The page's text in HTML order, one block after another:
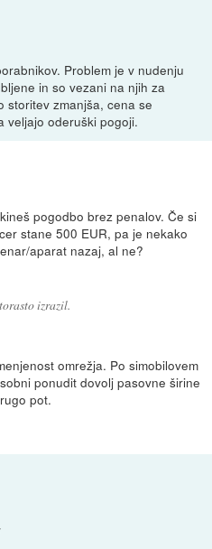
Problem je v nudenju
in so vezani na njih za
storitev zmanjša, cena se
veljajo oderuški pogoji.
pogodbo brez penalov. Če si
stane 500 EUR, pa je nekako
aparat nazaj, al ne?
izrazil.
omrežja. Po simobilovem
ponudit dovolj pasovne širine
pot.